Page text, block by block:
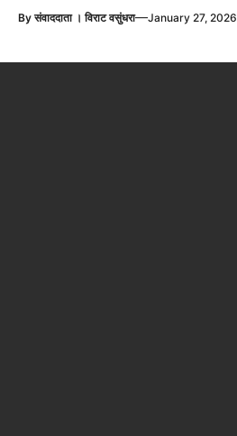
Byसंवाददाता । विराट वसुंधरा—January 27, 2026